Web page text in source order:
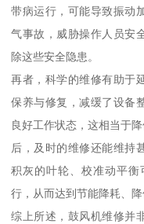
带病运行，可能导致振动
气事故，威胁操作人员安
除这些安全隐患。
再者，科学的维修有助于
保养与修复，减缓了设备
良好工作状态，这相当于
后，及时的维修还能维持
积灰的叶轮、校准动平
行，从而达到节能降耗、降
综上所述，鼓风机维修并